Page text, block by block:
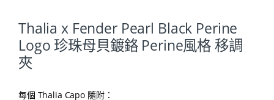
Thalia x Fender Pearl Black Perine
Logo 珍珠母貝鍍鉻 Perine風格 移調
夾
每個 Thalia Capo 隨附：